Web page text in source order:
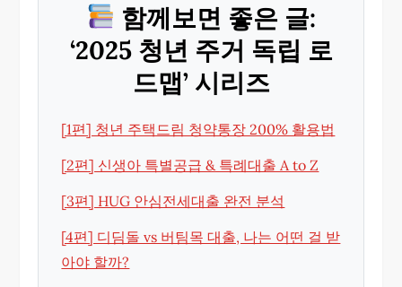
함께보면 좋은 글:
‘2025 청년 주거 독립 로
드맵’ 시리즈
[1편] 청년 주택드림 청약통장 200% 활용법
[2편] 신생아 특별공급 & 특례대출 A to Z
[3편] HUG 안심전세대출 완전 분석
[4편] 디딤돌 vs 버팀목 대출, 나는 어떤 걸 받
아야 할까?